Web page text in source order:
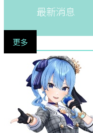
最新消息
更多